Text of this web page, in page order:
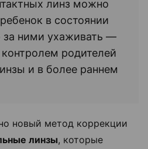
линз можно
в состоянии
за ними ухаживать —
родителей
и в более раннем
новый метод коррекции
линзы, которые